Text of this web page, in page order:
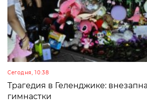
Сегодня, 10:38
Трагедия в Геленджике:
гимнастки